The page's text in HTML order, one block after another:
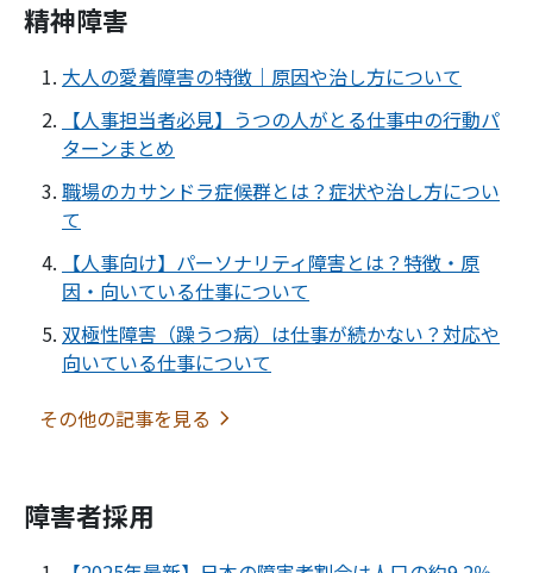
精神障害
大人の愛着障害の特徴｜原因や治し方について
【人事担当者必見】うつの人がとる仕事中の行動パ
ターンまとめ
職場のカサンドラ症候群とは？症状や治し方につい
て
【人事向け】パーソナリティ障害とは？特徴・原
因・向いている仕事について
双極性障害（躁うつ病）は仕事が続かない？対応や
向いている仕事について
その他の記事を見る
障害者採用